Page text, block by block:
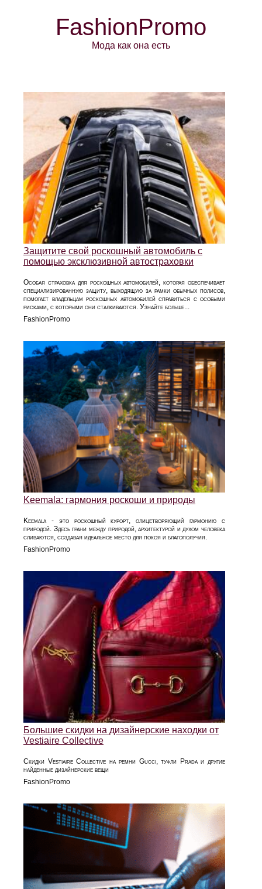
FashionPromo
Мода как она есть
Защитите свой роскошный автомобиль с
помощью эксклюзивной автостраховки
Особая страховка для роскошных автомобилей, которая обеспечивает
специализированную защиту, выходящую за рамки обычных полисов,
помогает владельцам роскошных автомобилей справиться с особыми
рисками, с которыми они сталкиваются. Узнайте больше...
FashionPromo
Keemala: гармония роскоши и природы
Keemala - это роскошный курорт, олицетворяющий гармонию с
природой. Здесь грани между природой, архитектурой и духом человека
сливаются, создавая идеальное место для покоя и благополучия.
FashionPromo
Большие скидки на дизайнерские находки от
Vestiaire Collective
Скидки Vestiaire Collective на ремни Gucci, туфли Prada и другие
найденные дизайнерские вещи
FashionPromo